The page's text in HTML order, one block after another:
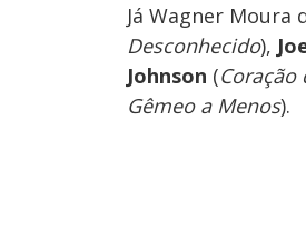
Já Wagner Moura
Desconhecido),
Johnson (Coração
Gêmeo a Menos).